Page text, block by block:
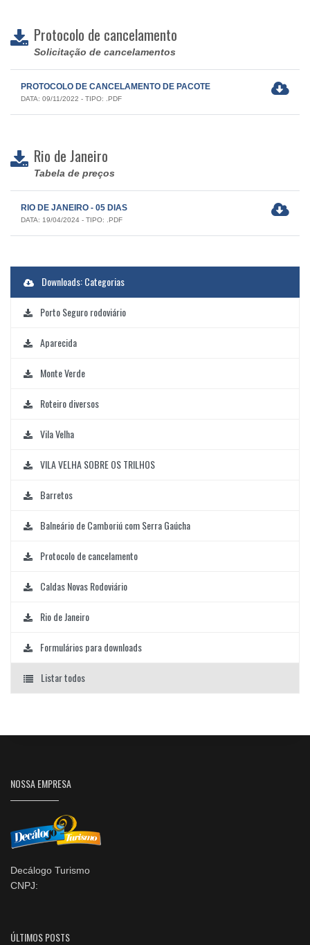
Protocolo de cancelamento
Solicitação de cancelamentos
PROTOCOLO DE CANCELAMENTO DE PACOTE
DATA: 09/11/2022 - TIPO: .PDF
Rio de Janeiro
Tabela de preços
RIO DE JANEIRO - 05 DIAS
DATA: 19/04/2024 - TIPO: .PDF
Downloads: Categorias
Porto Seguro rodoviário
Aparecida
Monte Verde
Roteiro diversos
Vila Velha
VILA VELHA SOBRE OS TRILHOS
Barretos
Balneário de Camboriú com Serra Gaúcha
Protocolo de cancelamento
Caldas Novas Rodoviário
Rio de Janeiro
Formulários para downloads
Listar todos
NOSSA EMPRESA
Decálogo Turismo
CNPJ:
ÚLTIMOS POSTS